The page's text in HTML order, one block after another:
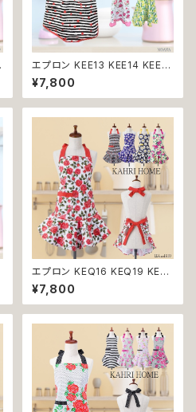
エプロン KEE13 KEE14 KEE16
KEE17 KEE18 KAHRI HOME
カーリ・ホーム キッチン雑貨 キ
ッチン小物 プレゼント 贈り物 送
¥7,800
エプロン KEQ16 KEQ19 KEQ
20 KEQ21 KEQ22 KAHRI HO
ME カーリ・ホーム キッチン雑貨
キッチン小物 プレゼント 贈り物
¥7,800